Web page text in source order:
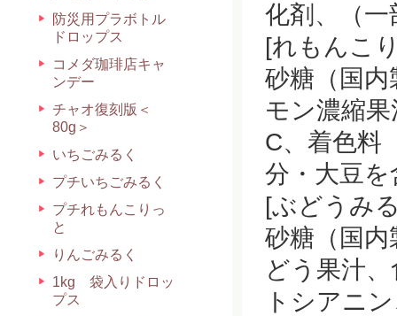
防災用プラボトル
ドロップス
コメダ珈琲店キャ
ンデー
チャオ復刻版＜
80g＞
いちごみるく
プチいちごみるく
プチれもんこりっ
と
りんごみるく
1kg 袋入りドロッ
プス
化剤、（
[れもんこ
砂糖（国内
モン濃縮
C、着色料
分・大豆を
[ぶどうみ
砂糖（国内
どう果汁
トシアニ